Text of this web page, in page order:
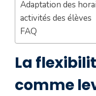
Adaptation des
activités des élèves
FAQ
La
comme